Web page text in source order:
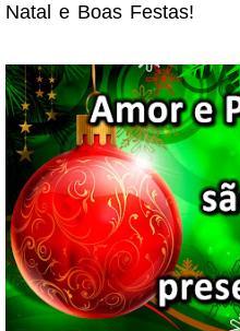
Natal e Boas Festas!